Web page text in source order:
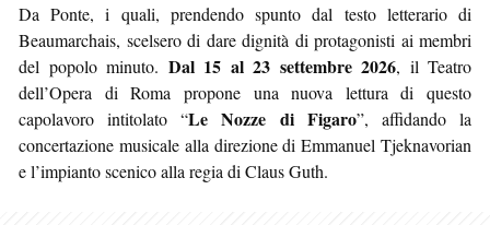
Da Ponte, i quali, prendendo spunto dal testo letterario di
Beaumarchais, scelsero di dare dignità di protagonisti ai membri
del popolo minuto. Dal 15 al 23 settembre 2026, il Teatro
dell’Opera di Roma propone una nuova lettura di questo
capolavoro intitolato “Le Nozze di Figaro”, affidando la
concertazione musicale alla direzione di Emmanuel Tjeknavorian
e l’impianto scenico alla regia di Claus Guth.